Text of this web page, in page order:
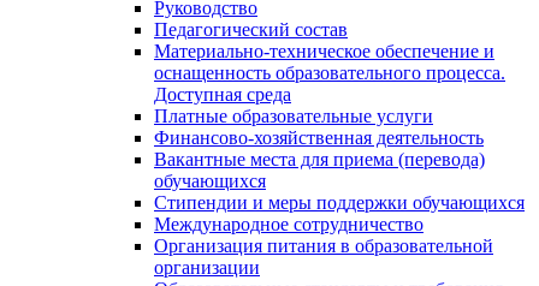
Руководство
Педагогический состав
Материально-техническое обеспечение и
оснащенность образовательного процесса.
Доступная среда
Платные образовательные услуги
Финансово-хозяйственная деятельность
Вакантные места для приема (перевода)
обучающихся
Стипендии и меры поддержки обучающихся
Международное сотрудничество
Организация питания в образовательной
организации